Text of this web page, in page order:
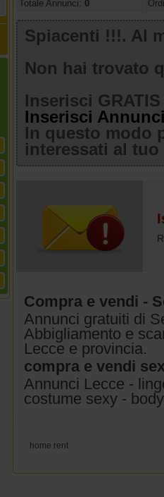
Totale Annunci: 0
Spiacenti !!!. Al
Non hai trovato
Inserisci
Inserisci
In questo modo
interessati al
Compra e vendi -
Annunci gratuiti di
Abbigliamento e
Lecce e provincia.
compra e vendi
Annunci Lecce -
costume sexy -
home rent